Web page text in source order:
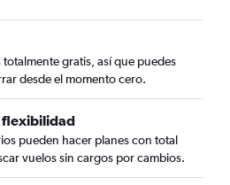
totalmente gratis, así que puedes
desde el momento cero.
flexibilidad
pueden hacer planes con total
vuelos sin cargos por cambios.